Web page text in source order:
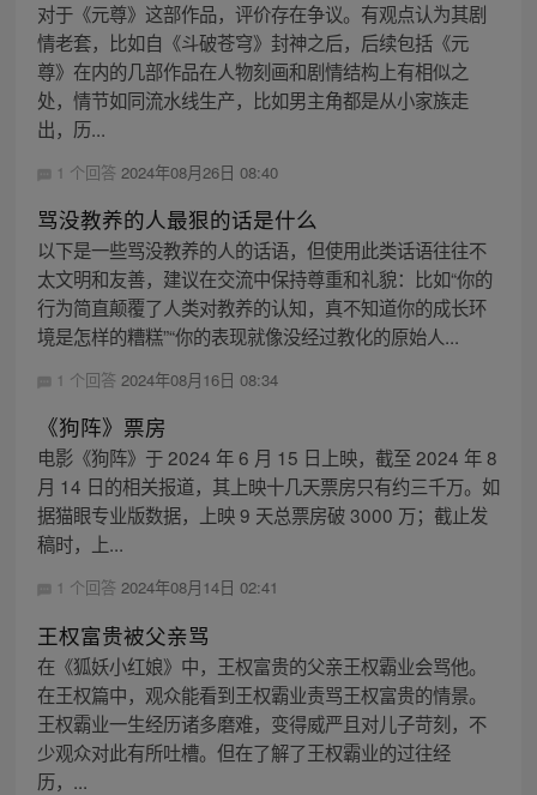
对于《元尊》这部作品，评价存在争议。有观点认为其剧
情老套，比如自《斗破苍穹》封神之后，后续包括《元
尊》在内的几部作品在人物刻画和剧情结构上有相似之
处，情节如同流水线生产，比如男主角都是从小家族走
出，历...
1 个回答 2024年08月26日 08:40
骂没教养的人最狠的话是什么
以下是一些骂没教养的人的话语，但使用此类话语往往不
太文明和友善，建议在交流中保持尊重和礼貌：比如“你的
行为简直颠覆了人类对教养的认知，真不知道你的成长环
境是怎样的糟糕”“你的表现就像没经过教化的原始人...
1 个回答 2024年08月16日 08:34
《狗阵》票房
电影《狗阵》于 2024 年 6 月 15 日上映，截至 2024 年 8
月 14 日的相关报道，其上映十几天票房只有约三千万。如
据猫眼专业版数据，上映 9 天总票房破 3000 万；截止发
稿时，上...
1 个回答 2024年08月14日 02:41
王权富贵被父亲骂
在《狐妖小红娘》中，王权富贵的父亲王权霸业会骂他。
在王权篇中，观众能看到王权霸业责骂王权富贵的情景。
王权霸业一生经历诸多磨难，变得威严且对儿子苛刻，不
少观众对此有所吐槽。但在了解了王权霸业的过往经
历，...